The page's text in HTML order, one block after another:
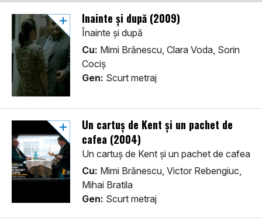
Înainte și după (2009)
Înainte și după
Cu: Mimi Brănescu, Clara Voda, Sorin
Cociș
Gen: Scurt metraj
Un cartuș de Kent și un pachet de
cafea (2004)
Un cartuș de Kent și un pachet de cafea
Cu: Mimi Brănescu, Victor Rebengiuc,
Mihai Bratila
Gen: Scurt metraj